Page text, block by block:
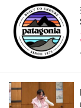
Carney回击，
拉来私企投资，
加拿大的小伙
来源：
thestar